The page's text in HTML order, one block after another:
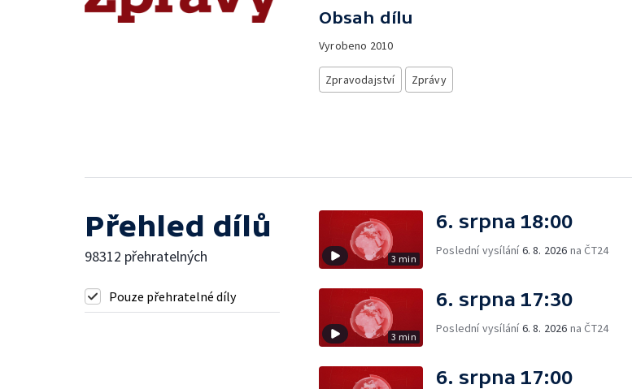
Obsah dílu
Vyrobeno 2010
Zpravodajství Zprávy
Přehled dílů
98312 přehratelných
Pouze přehratelné díly
3 min
6. srpna 18:00
Poslední vysílání6. 8. 2026 na ČT24
3 min
6. srpna 17:30
Poslední vysílání6. 8. 2026 na ČT24
6. srpna 17:00